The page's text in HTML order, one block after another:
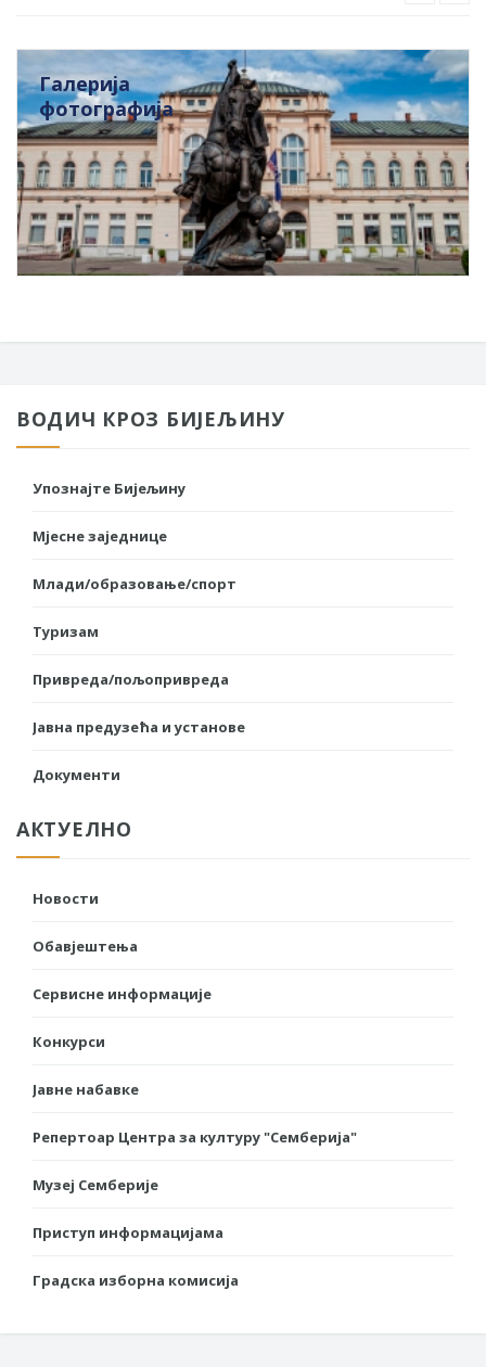
Галерија
фотографија
ВОДИЧ КРОЗ БИЈЕЉИНУ
Упознајте Бијељину
Мјесне заједнице
Млади/образовање/спорт
Туризам
Привреда/пољопривреда
Јавна предузећа и установе
Документи
АКТУЕЛНО
Новости
Обавјештења
Сервисне информације
Конкурси
Јавне набавке
Репертоар Центра за културу "Семберија"
Музеј Семберије
Приступ информацијама
Градска изборна комисија